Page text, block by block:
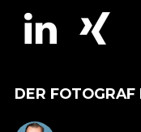
DER FOTOGRAF